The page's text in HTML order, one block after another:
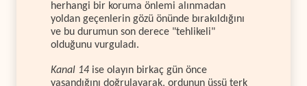
herhangi bir koruma önlemi alınmadan
yoldan geçenlerin gözü önünde bırakıldığını
ve bu durumun son derece "tehlikeli"
olduğunu vurguladı.
Kanal 14 ise olayın birkaç gün önce
yaşandığını doğrulayarak, ordunun üssü terk